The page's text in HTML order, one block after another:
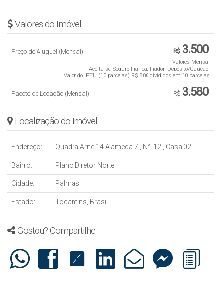
Valores do Imóvel
R$3.500
Preço de Aluguel (Mensal)
Valores Mensal
Aceita-se: Seguro Fiança, Fiador, Depósito/Caução,
Valor do IPTU (10 parcelas) R$ 800 divididos em 10 parcelas
R$ 3.580
Pacote de Locação (Mensal)
Localização do Imóvel
Endereço: Quadra Arne 14 Alameda 7 , N°: 12 , Casa 02
Bairro: Plano Diretor Norte
Cidade: Palmas
Estado: Tocantins, Brasil
Gostou? Compartilhe